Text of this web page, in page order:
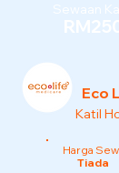
Sewaan
Eco
Katil
Harga
Tiada